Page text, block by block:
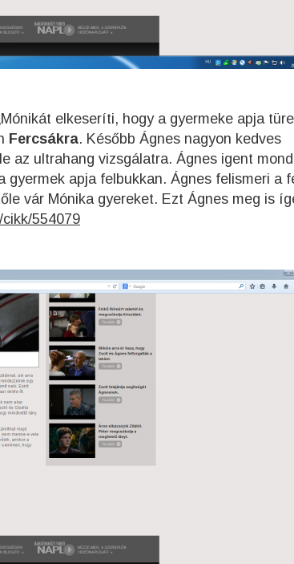
elkeseríti, hogy a gyermeke apja
Fercsákra. Később Ágnes nagyon kedves
az ultrahang vizsgálatra. Ágnes igent
gyermek apja felbukkan. Ágnes felismeri a
vár Mónika gyereket. Ezt Ágnes meg is
554079